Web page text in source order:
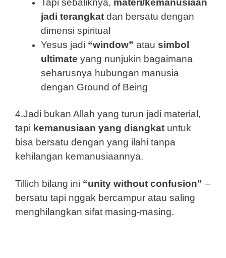
jadi terangkat dan bersatu dengan
dimensi spiritual
Yesus jadi “window” atau simbol
ultimate yang nunjukin bagaimana
seharusnya hubungan manusia
dengan Ground of Being
4.Jadi bukan Allah yang turun jadi material,
tapi kemanusiaan yang diangkat untuk
bisa bersatu dengan yang ilahi tanpa
kehilangan kemanusiaannya.
Tillich bilang ini “unity without confusion” –
bersatu tapi nggak bercampur atau saling
menghilangkan sifat masing-masing.